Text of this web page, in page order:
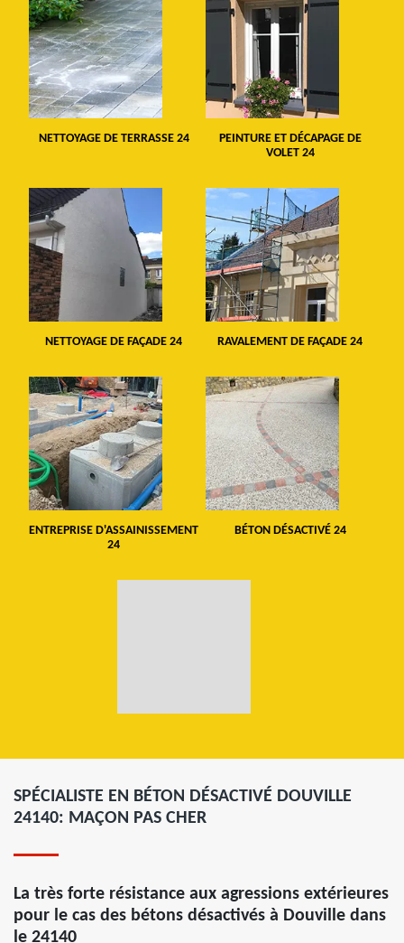
NETTOYAGE DE TERRASSE 24
PEINTURE ET DÉCAPAGE DE
VOLET 24
NETTOYAGE DE FAÇADE 24 RAVALEMENT DE FAÇADE 24
ENTREPRISE D'ASSAINISSEMENT
24
BÉTON DÉSACTIVÉ 24
SPÉCIALISTE EN BÉTON DÉSACTIVÉ DOUVILLE
24140: MAÇON PAS CHER
La très forte résistance aux agressions extérieures
pour le cas des bétons désactivés à Douville dans
le 24140